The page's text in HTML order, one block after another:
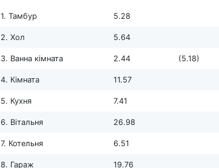
1. Тамбур 5.28
2. Хол 5.64
3. Ванна кімната 2.44 (5.18)
4. Кімната 11.57
5. Кухня 7.41
6. Вітальня 26.98
7. Котельня 6.51
8. Гараж 19.76